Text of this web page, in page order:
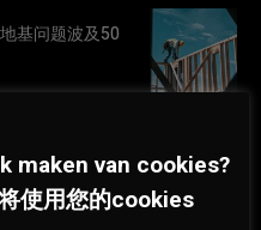
基问题波及50
，欧洲央行邀
maken van cookies?
使用您的cookies